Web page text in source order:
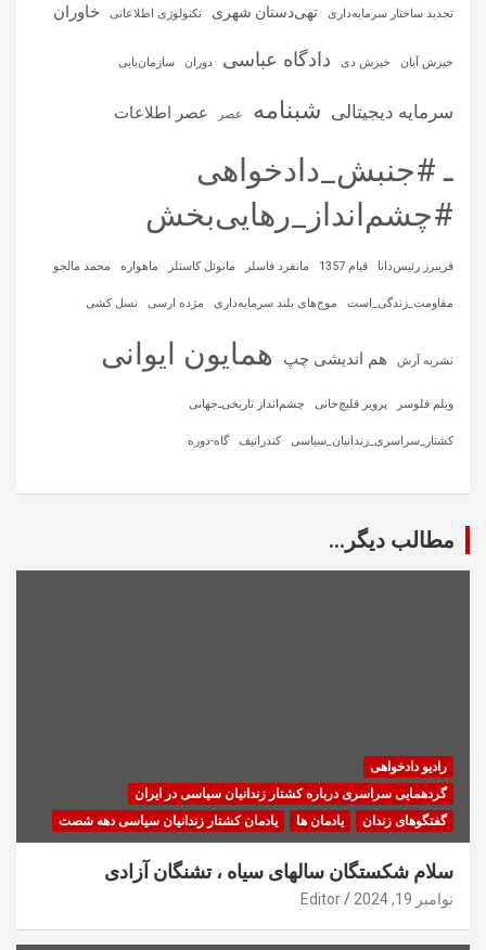
تجدید ساختار سرمایه‌داری تهی‌دستان شهری تکنولوژی اطلاعاتی خاوران
خیزش آبان خیزش دی دادگاه عباسی دوران سازمان‌یابی
سرمایه‌ دیجیتالی شبنامه عصر عصر اطلاعات
ـ #جنبش_دادخواهی
#چشم‌انداز_رهایی‌بخش
فریبرز رئیس‌دانا قیام 1357 مانفرد فاسلر مانوئل کاستلز ماهواره‌ محمد مالجو
مقاومت_زندگی_است موج‌های بلند سرمایه‌داری مژده ارسی نسل کشی
نشریه آرش هم اندیشی چپ همایون ایوانی
ویلم فلوسر پرویز قلیچ‌خانی چشم‌انداز تاریخی‌ـ‌جهانی
کشتار_سراسری_زندانیان_سیاسی کندراتیف گاه-دوره
مطالب دیگر...
رادیو دادخواهی
گردهمایی سراسری درباره کشتار زندانیان سیاسی در ایران
گفتگوهای زندان
یادمان ها یادمان کشتار زندانیان سیاسی دهه شصت
سلام شکستگان سالهای سیاه ، تشنگان آزادی
نوامبر 19, 2024 Editor